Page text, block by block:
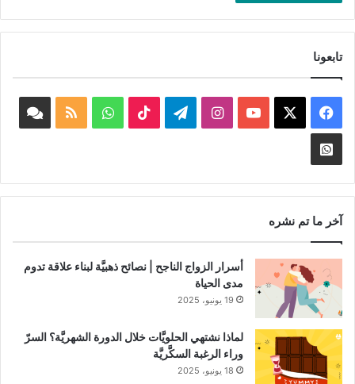
تابعونا
فيسبوك ‫YouTubeانستقرامتيلقرام ‫TikTokواتسابملخص
Whatsapp
Channel
آخر ما تم نشره
أسرار الزواج الناجح | نصائح ذهبيَّة لبناء علاقة تدوم
مدى الحياة
19 يونيو، 2025
لماذا نشتهي الحلويَّات خلال الدورة الشهريَّة؟ السرّ
وراء الرغبة السكَّريَّة
18 يونيو، 2025